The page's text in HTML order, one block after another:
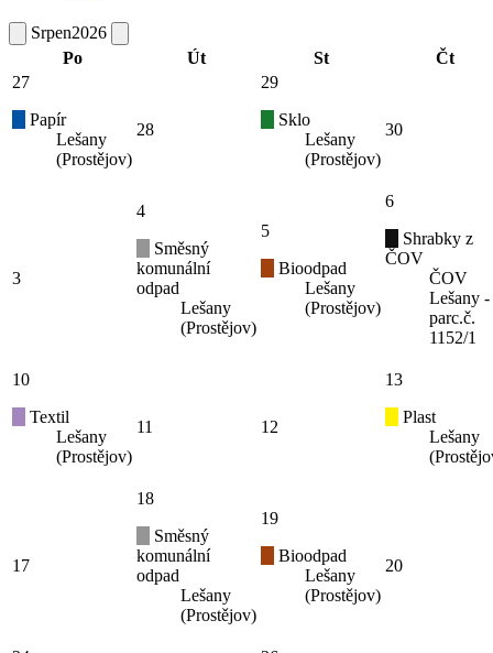
Srpen2026
Po
Út St
Čt
27
Papír
Lešany
(Prostějov)
28
29
Sklo
Lešany
(Prostějov)
30
3
4
Směsný
komunální
odpad
Lešany
(Prostějov)
5
Bioodpad
Lešany
(Prostějov)
6
Shrabky z
ČOV
ČOV
Lešany -
parc.č.
1152/1
10
Textil
Lešany
(Prostějov)
11 12
13
Plast
Lešany
17
18
Směsný
komunální
odpad
Lešany
(Prostějov)
19
Bioodpad
Lešany
(Prostějov)
20